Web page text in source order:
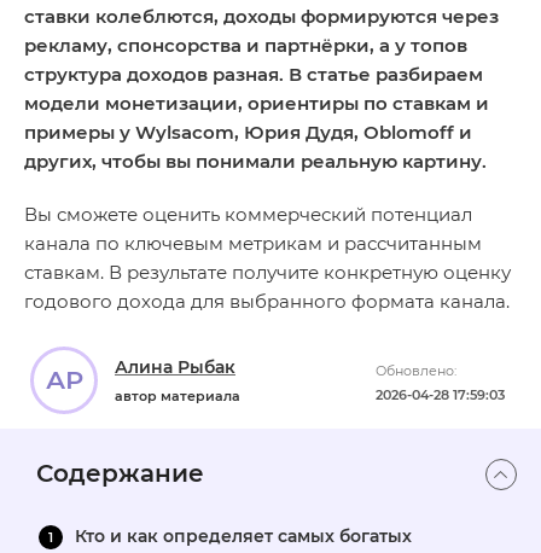
ставки колеблются, доходы формируются через
рекламу, спонсорства и партнёрки, а у топов
структура доходов разная. В статье разбираем
модели монетизации, ориентиры по ставкам и
примеры у Wylsacom, Юрия Дудя, Oblomoff и
других, чтобы вы понимали реальную картину.
Вы сможете оценить коммерческий потенциал
канала по ключевым метрикам и рассчитанным
ставкам. В результате получите конкретную оценку
годового дохода для выбранного формата канала.
Обновлено:
2026-04-28 17:59:03
АР Алина Рыбак
автор материала
Содержание
Кто и как определяет самых богатых